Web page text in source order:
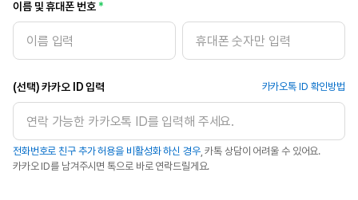
이름 및 휴대폰 번호
(선택) 카카오 ID 입력 카카오톡 ID 확인방법
전화번호로 친구 추가 허용을 비활성화 하신 경우, 카톡 상담이 어려울 수 있어요.
카카오 ID를 남겨주시면 톡으로 바로 연락드릴게요.